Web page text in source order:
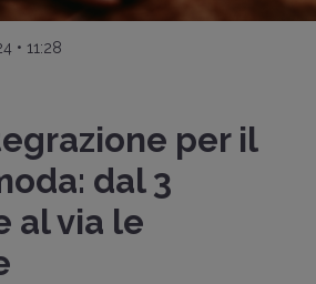
• 11:28
per il
dal 3
al via le